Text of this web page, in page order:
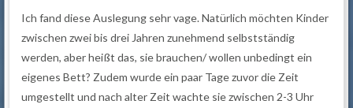
Ich fand diese Auslegung sehr vage. Natürlich möchten Kinder
zwischen zwei bis drei Jahren zunehmend selbstständig
werden, aber heißt das, sie brauchen/ wollen unbedingt ein
eigenes Bett? Zudem wurde ein paar Tage zuvor die Zeit
umgestellt und nach alter Zeit wachte sie zwischen 2-3 Uhr